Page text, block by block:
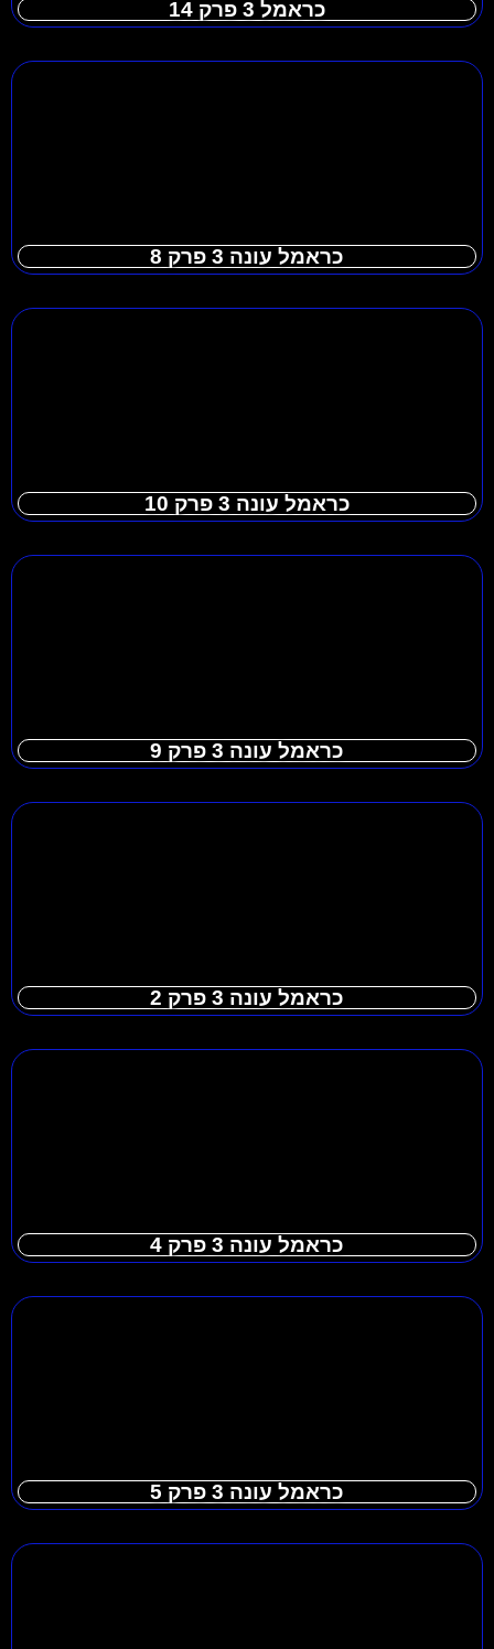
כראמל 3 פרק 14
כראמל עונה 3 פרק 8
כראמל עונה 3 פרק 10
כראמל עונה 3 פרק 9
כראמל עונה 3 פרק 2
כראמל עונה 3 פרק 4
כראמל עונה 3 פרק 5